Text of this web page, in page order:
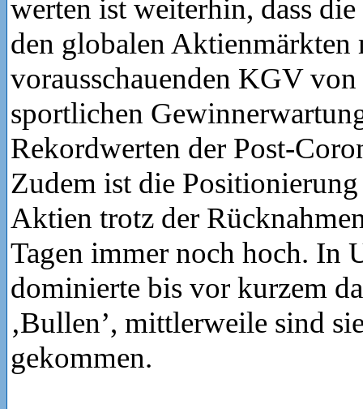
werten ist weiterhin, dass
den globalen Aktienmärkten
vorausschauenden KGV
sportlichen
Rekordwerten der Post-
Zudem ist die
Aktien trotz der
Tagen immer noch hoch. In
dominierte bis vor kurzem
‚Bullen’, mittlerweile sind
gekommen.